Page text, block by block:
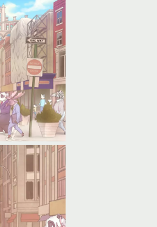
value of type null in